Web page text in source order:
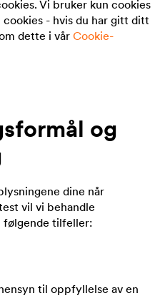
Vi bruker kun cookies
- hvis du har gitt ditt
dette i vår Cookie-
og
dine når
vil vi behandle
følgende tilfeller:
til oppfyllelse av en